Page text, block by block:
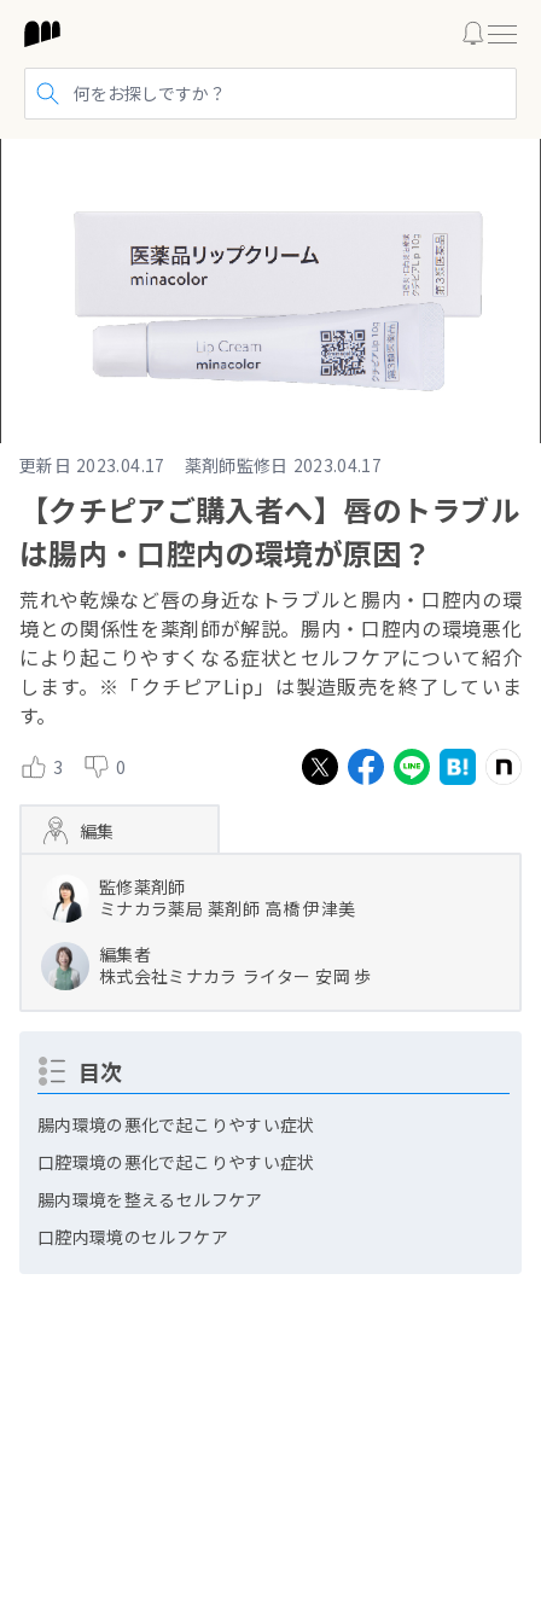
検索する
更新日 2023.04.17 薬剤師監修日 2023.04.17
【クチピアご購入者へ】唇のトラブル
は腸内・口腔内の環境が原因？
荒れや乾燥など唇の身近なトラブルと腸内・口腔内の環
境との関係性を薬剤師が解説。腸内・口腔内の環境悪化
により起こりやすくなる症状とセルフケアについて紹介
します。※「クチピアLip」は製造販売を終了していま
す。
3 0
編集
監修薬剤師
ミナカラ薬局 薬剤師 高橋 伊津美
編集者
株式会社ミナカラ ライター 安岡 歩
目次
腸内環境の悪化で起こりやすい症状
口腔環境の悪化で起こりやすい症状
腸内環境を整えるセルフケア
口腔内環境のセルフケア